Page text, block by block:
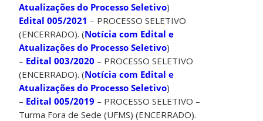
Atualizações do Processo Seletivo)
Edital 005/2021 – PROCESSO SELETIVO
(ENCERRADO). (Notícia com Edital e
Atualizações do Processo Seletivo)
– Edital 003/2020 – PROCESSO SELETIVO
(ENCERRADO). (Notícia com Edital e
Atualizações do Processo Seletivo)
– Edital 005/2019 – PROCESSO SELETIVO –
Turma Fora de Sede (UFMS) (ENCERRADO).